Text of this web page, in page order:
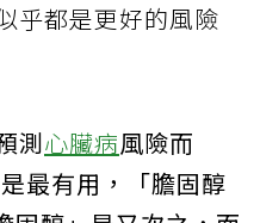
乎都是更好的風險
測心臟病風險而
最有用，「膽固醇